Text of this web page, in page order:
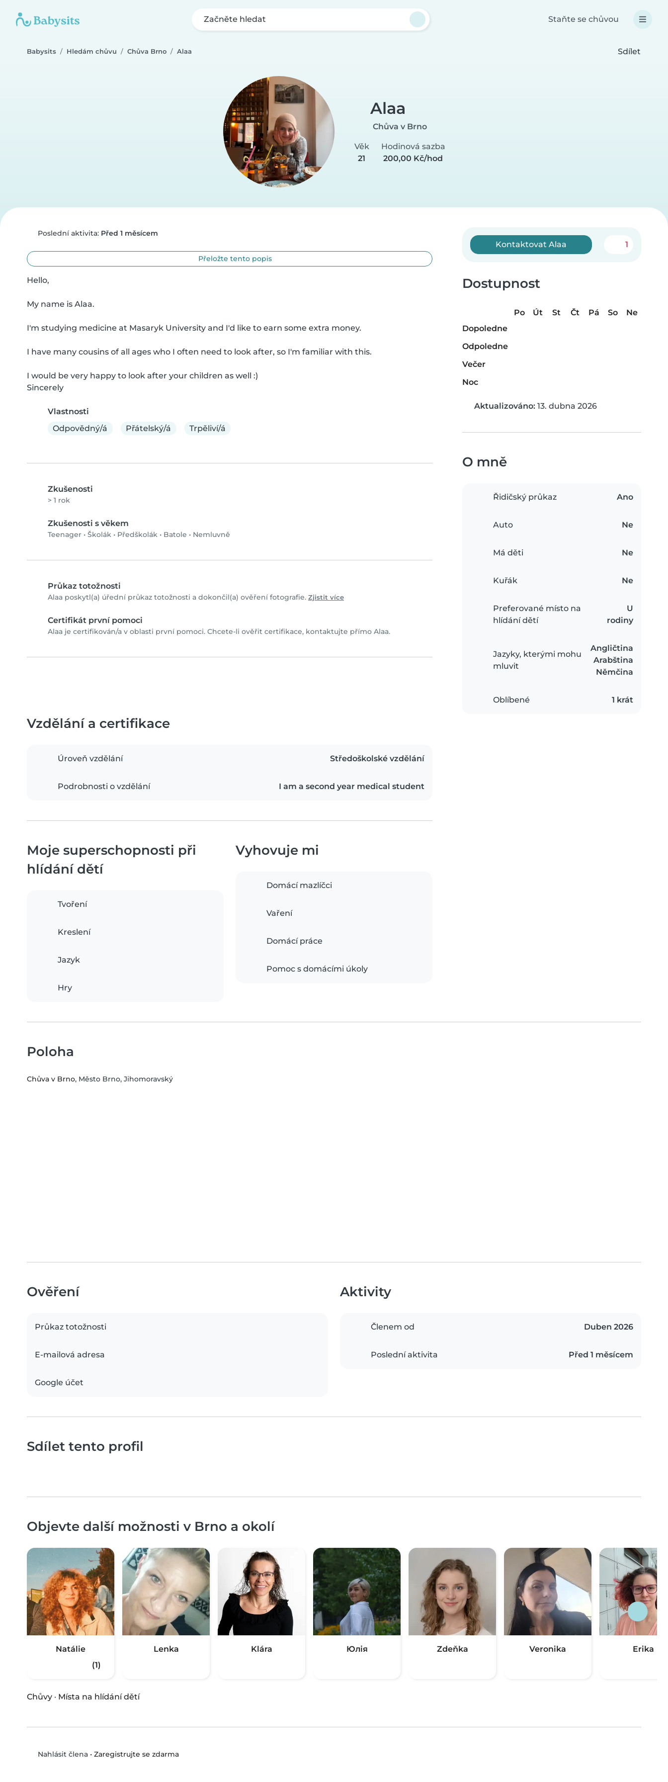
Začněte hledat Staňte se chůvou
Babysits Hledám chůvu Chůva Brno Alaa Sdílet
Alaa
Chůva v Brno
Věk
21
Hodinová sazba
200,00 Kč/hod
Poslední aktivita: Před 1 měsícem
Přeložte tento popis
Hello,
My name is Alaa.
I'm studying medicine at Masaryk University and I'd like to earn some extra money.
I have many cousins of all ages who I often need to look after, so I'm familiar with this.
I would be very happy to look after your children as well :)
Sincerely
Vlastnosti
Odpovědný/á
Přátelský/á Trpěliví/á
Zkušenosti
> 1 rok
Zkušenosti s věkem
Teenager • Školák • Předškolák • Batole • Nemluvně
Průkaz totožnosti
Alaa poskytl(a) úřední průkaz totožnosti a dokončil(a) ověření fotografie. Zjistit více
Certifikát první pomoci
Alaa je certifikován/a v oblasti první pomoci. Chcete-li ověřit certifikace, kontaktujte přímo Alaa.
Kontaktovat Alaa 1
Dostupnost
Po Út St Čt Pá So
Ne
Dopoledne
Odpoledne
Večer
Noc
Aktualizováno: 13. dubna 2026
O mně
Řidičský průkaz Ano
Auto Ne
Má děti Ne
Kuřák Ne
Preferované místo na
hlídání dětí
U
rodiny
Jazyky, kterými mohu
mluvit
Angličtina
Arabština
Němčina
Oblíbené 1 krát
Vzdělání a certifikace
Úroveň vzdělání Středoškolské vzdělání
Podrobnosti o vzdělání I am a second year medical student
Moje superschopnosti při
hlídání dětí
Tvoření
Kreslení
Jazyk
Hry
Vyhovuje mi
Domácí mazlíčci
Vaření
Domácí práce
Pomoc s domácími úkoly
Poloha
Chůva v Brno, Město Brno, Jihomoravský
Ověření
Průkaz totožnosti
E-mailová adresa
Google účet
Aktivity
Členem od Duben 2026
Poslední aktivita Před 1 měsícem
Sdílet tento profil
Objevte další možnosti v Brno a okolí
Natálie
(1)
Lenka Klára Юлія Zdeňka Veronika Erika
Chůvy · Místa na hlídání dětí
Nahlásit člena• Zaregistrujte se zdarma